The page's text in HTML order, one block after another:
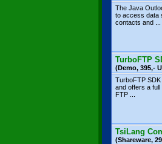
The Java
to access data
contacts and ...
TurboFTP
(Demo, 395,-
TurboFTP
and offers a
FTP ...
TsiLang
(Shareware,